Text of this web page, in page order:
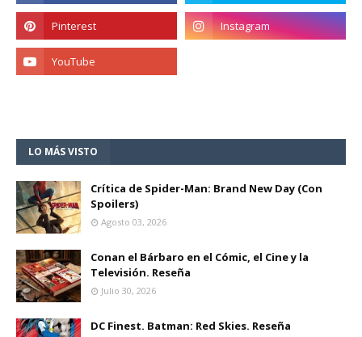
LO MÁS VISTO
Crítica de Spider-Man: Brand New Day (Con
Spoilers)
Agosto 03, 2026
Conan el Bárbaro en el Cómic, el Cine y la
Televisión. Reseña
Julio 30, 2026
DC Finest. Batman: Red Skies. Reseña